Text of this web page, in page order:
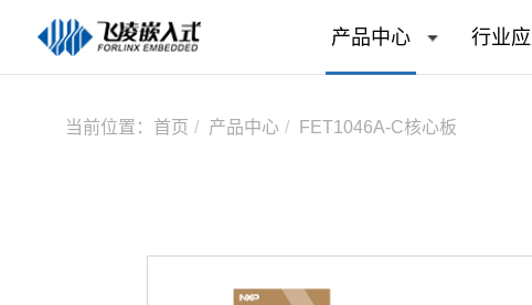
产品中心 行业
当前位置： 首页 产品中心 FET1046A-C核心板